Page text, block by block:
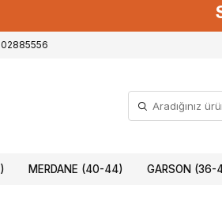
MERDANE (40-44) GARSON (36-